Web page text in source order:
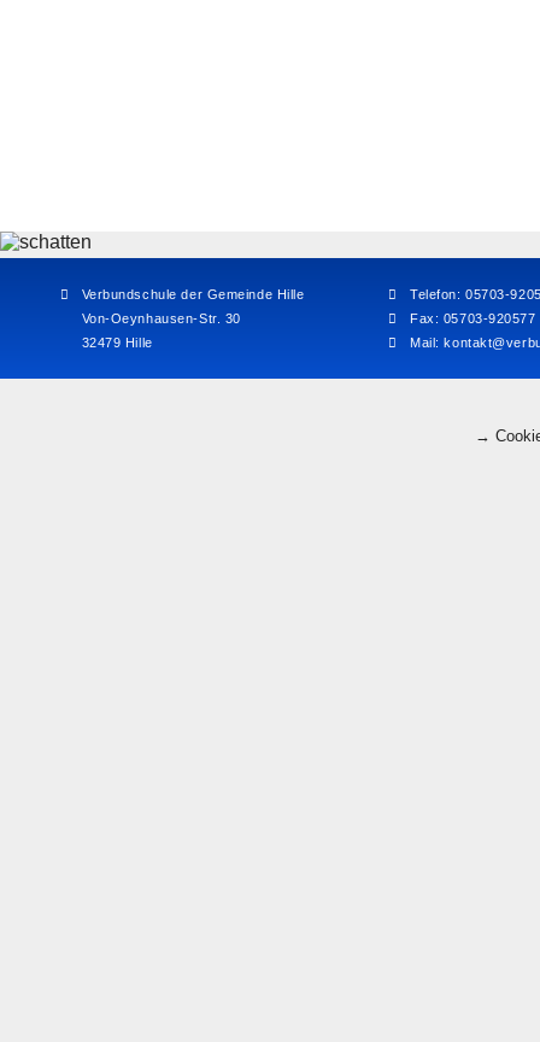
Verbundschule der Gemeinde Hille
Von-Oeynhausen-Str. 30
32479 Hille
Telefon: 05703-
Fax: 05703-920577
Mail:
→